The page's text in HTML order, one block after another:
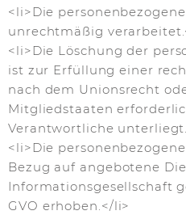
<li>Die
unrechtmäßig
<li>Die Löschung der
ist zur Erfüllung einer
nach dem Unionsrecht
Mitgliedstaaten
Verantwortliche
<li>Die
Bezug auf angebotene
Informationsgesellschaft
GVO erhoben.</li>